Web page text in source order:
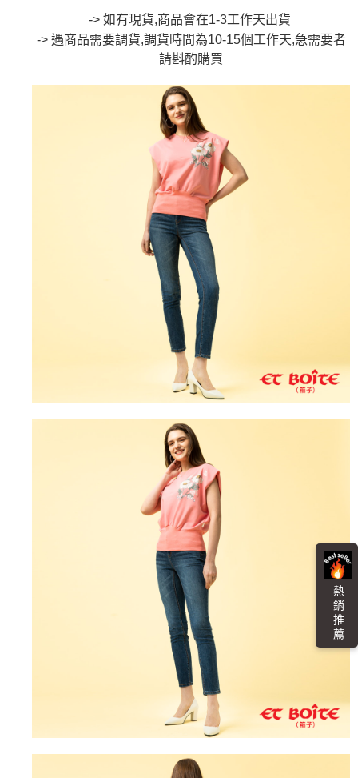
熱 銷 推 薦
1.本服務由台灣大哥大提供，台灣大哥大用戶可立即使用無須另外申請。
2.付款方式選擇「大哥付你分期」，訂單成立後會自動跳轉到大哥付的交易
流程，驗證手機門號後，選擇欲分期的期數、繳款截止日，確認付款後即完
4.訂單成立30分鐘內，如未前往確認交易或遇審核未通過，訂單將自動取
消。如遇「轉專審核」未通過狀況，表示未達大哥付你分期系統評分，恕無
1.分期款項不併入電信帳單，「大哥付你分期」於每月結算日後寄送繳費提
2.透過簡訊連結打開帳單後，可選擇「超商條碼／台灣大直營門市／銀行轉
帳／街口支付／iPASS MONEY」等通路繳費。
1.本服務係由「台灣大哥大股份有限公司」（以下簡稱本公司）所提供，讓
用戶於交易時，得透過本服務購買商品或服務，並由商店將買賣／分期付款
買賣價金債權讓與本公司後，依約使用本公司帳單繳交帳款。
2.基於同意付款使用「大哥付你分期」之契約關係目的，商店將以您的個人
資料（包含姓名、電話或地址）提供予台灣大哥大進項蒐集、處理及利用，
由本公司與您本人進行分期帳單所需資料之確認、核對及更正。
3.完整用戶服務條款，請詳閱以下連結：
https://oppay.tw/userRule
相關說明
【關於「AFTEE先享後付」】
AFTEE先享後付是「在收到商品之後才付款」的支付方式。 讓您購物簡單
１．簡單：不需註冊會員、不需綁卡、不需儲值。
２．便利：只要手機號碼，簡訊認證，即可結帳。
３．安心：先確認商品／服務後，再付款。
【「AFTEE先享後付」結帳流程】
１．於結帳方式選擇「AFTEE先享後付」後，將跳轉至「AFTEE先享後付」
結帳頁面，進行簡訊認證並確認金額後，即可完成結帳。
２．訂單成立數日內，您將收到繳費通知簡訊。
３．收到繳費通知簡訊後14天內，點擊此簡訊中的連結，可透過四大超商／
ATM／網路銀行／等多元方式進行付款，方視為交易完成。
※ 請注意：結帳手續完成當下不需立刻繳費，但若您需要取消訂單，請聯絡
購買商品的店家。未經商家同意取消之訂單仍視為有效，需透過AFTEE先享
※ 交易是否成功請以「AFTEE先享後付 」之結帳頁面顯示為準，若有關於
是否繳費成功／繳費後需取消欲退款等相關疑問，請聯繫「AFTEE先享後付
https://netprotections.freshdesk.com/support/home
１．透過由恩沛科技股份有限公司提供之「AFTEE先享後付」服務完成之交
易，需依本服務之必要範圍內提供個人資料，並將交易相關給付款項請求債
２．關於個人資料處理事宜，請瀏覽以下網址：
３．未成年的使用者請事先徵得法定代理人或監護人之同意方可使用
「AFTEE先享後付」，若未經同意申辦者引起之損失，本公司不負相關責
４．使用「AFTEE先享後付」時，將依據個別帳號之用戶狀況，依本公司即
時審查核予不同之上限額度；若仍有額度不足之情形，本公司將視審查結果
５．嚴禁一人註冊多個帳號或使用他人資訊註冊。若發現惡意使用之情形，
恩沛科技股份有限公司將有權停止該用戶之使用額度並採取法律行動。
每筆NT$80，滿NT$888(含以上)免運費
每筆NT$80，滿NT$888(含以上)免運費
每筆NT$60，滿NT$3,000(含以上)免運費
每筆NT$60，滿NT$3,000(含以上)免運費
每筆NT$80，滿NT$3,000(含以上)免運費
每筆NT$80，滿NT$3,000(含以上)免運費
每筆NT$100，滿NT$3,000(含以上)免運費
-> 如有現貨,商品會在1-3工作天出貨
-> 遇商品需要調貨,調貨時間為10-15個工作天,急需要者
請斟酌購買